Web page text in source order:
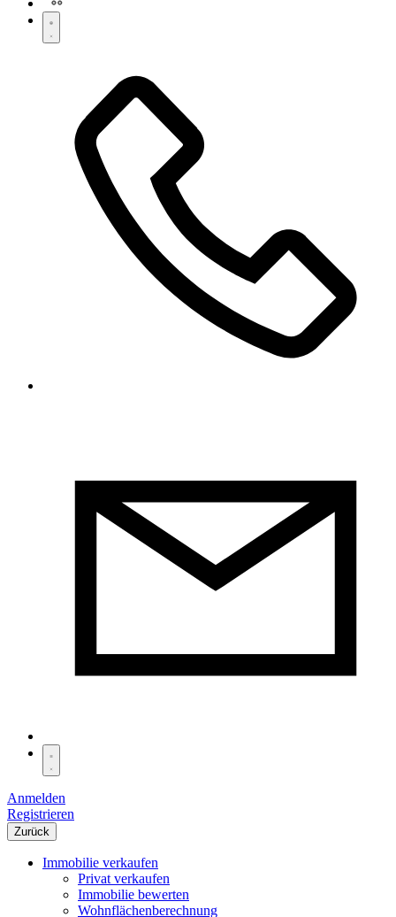
Anmelden
Registrieren
Zurück
Immobilie verkaufen
Privat verkaufen
Immobilie bewerten
Wohnflächenberechnung